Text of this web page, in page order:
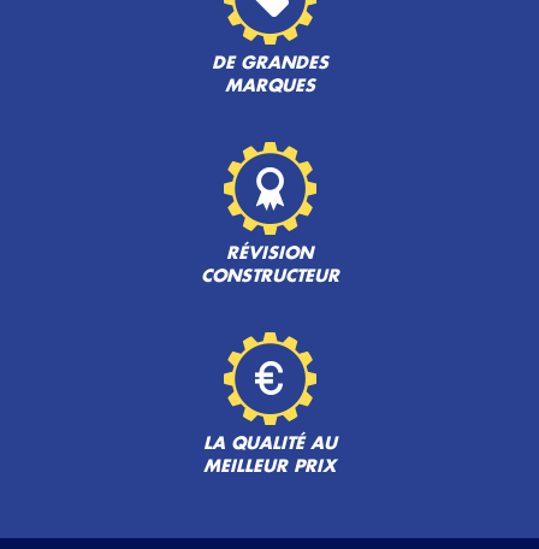
DE GRANDES
MARQUES
RÉVISION
CONSTRUCTEUR
LA QUALITÉ AU
MEILLEUR PRIX